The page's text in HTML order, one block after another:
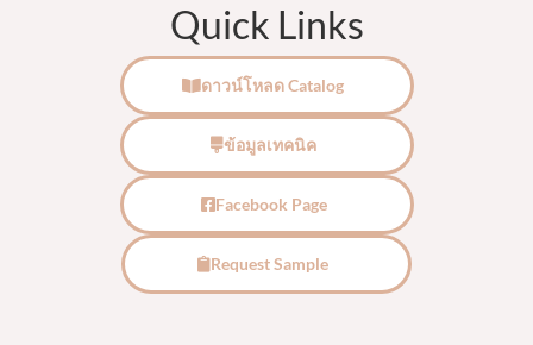
Quick Links
ดาวน์โหลด Catalog
ข้อมูลเทคนิค
Facebook Page
Request Sample